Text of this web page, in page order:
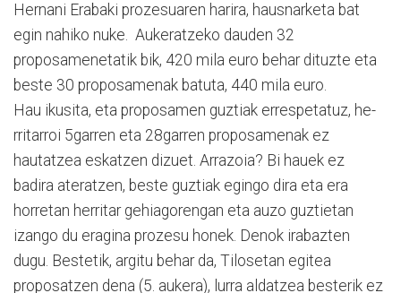
Hernani Erabaki prozesuaren harira, hausnarketa bat
egin nahiko nuke. Auke­ra­tze­ko dauden 32
proposamenetatik bik, 420 mila euro behar dituzte eta
beste 30 proposamenak batuta, 440 mila euro.
Hau ikusita, eta proposamen guztiak errespetatuz, he­
rritarroi 5garren eta 28ga­rren proposamenak ez
hautatzea eskatzen dizuet. Arra­zoia? Bi hauek ez
badira ateratzen, beste guztiak egingo dira eta era
horretan herritar gehiagorengan eta auzo guztietan
izango du eragina prozesu honek. Denok irabazten
dugu. Bestetik, argitu behar da, Tilosetan egitea
proposa­tzen dena (5. aukera), lurra aldatzea besterik ez